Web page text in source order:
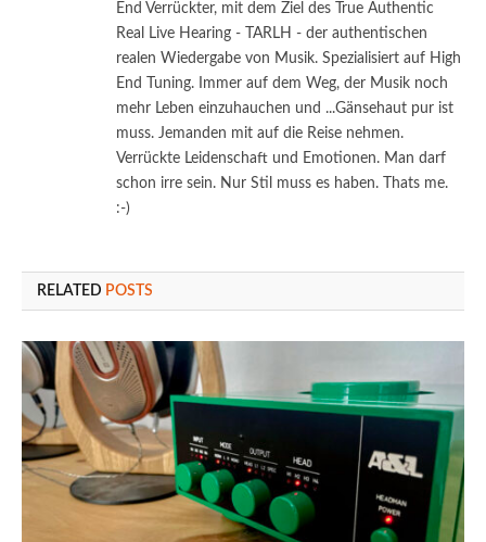
End Verrückter, mit dem Ziel des True Authentic
Real Live Hearing - TARLH - der authentischen
realen Wiedergabe von Musik. Spezialisiert auf High
End Tuning. Immer auf dem Weg, der Musik noch
mehr Leben einzuhauchen und ...Gänsehaut pur ist
muss. Jemanden mit auf die Reise nehmen.
Verrückte Leidenschaft und Emotionen. Man darf
schon irre sein. Nur Stil muss es haben. Thats me.
:-)
RELATED POSTS